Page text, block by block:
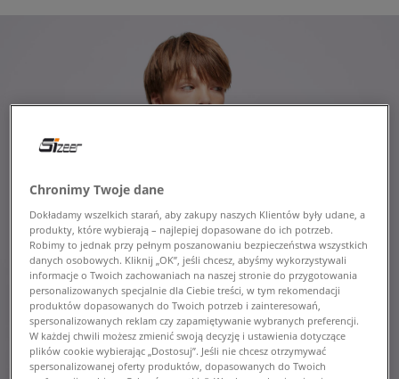
Chronimy Twoje dane
Dokładamy wszelkich starań, aby zakupy naszych Klientów były udane, a
produkty, które wybierają – najlepiej dopasowane do ich potrzeb.
Robimy to jednak przy pełnym poszanowaniu bezpieczeństwa wszystkich
danych osobowych. Kliknij „OK”, jeśli chcesz, abyśmy wykorzystywali
informacje o Twoich zachowaniach na naszej stronie do przygotowania
personalizowanych specjalnie dla Ciebie treści, w tym rekomendacji
produktów dopasowanych do Twoich potrzeb i zainteresowań,
spersonalizowanych reklam czy zapamiętywanie wybranych preferencji.
W każdej chwili możesz zmienić swoją decyzję i ustawienia dotyczące
plików cookie wybierając „Dostosuj”. Jeśli nie chcesz otrzymywać
spersonalizowanej oferty produktów, dopasowanych do Twoich